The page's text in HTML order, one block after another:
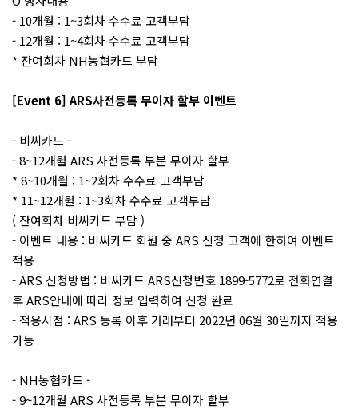
- 10개월 : 1~3회차 수수료 고객부담
- 12개월 : 1~4회차 수수료 고객부담
* 잔여회차 NH농협카드 부담
[Event 6] ARS사전등록 무이자 할부 이벤트
- 비씨카드 -
- 8~12개월 ARS 사전등록 부분 무이자 할부
* 8~10개월 : 1~2회차 수수료 고객부담
* 11~12개월 : 1~3회차 수수료 고객부담
( 잔여회차 비씨카드 부담 )
- 이벤트 내용 : 비씨카드 회원 중 ARS 신청 고객에 한하여 이벤트
적용
- ARS 신청방법 : 비씨카드 ARS신청번호 1899-5772로 전화연결
후 ARS안내에 따라 정보 입력하여 신청 완료
- 적용시점 : ARS 등록 이후 거래부터 2022년 06월 30일까지 적용
가능
- NH농협카드 -
- 9~12개월 ARS 사전등록 부분 무이자 할부